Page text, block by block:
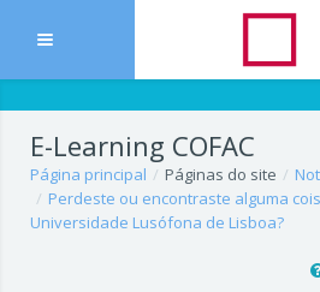
Expandir
E-Learning COFAC
Página principal Páginas do site
Perdeste ou encontraste alguma
Universidade Lusófona de Lisboa?